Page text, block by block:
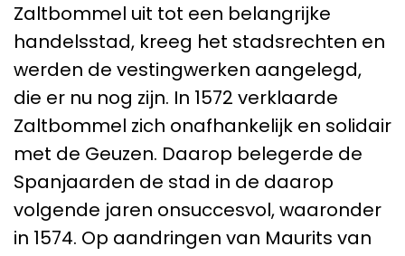
Zaltbommel uit tot een belangrijke
handelsstad, kreeg het stadsrechten en
werden de vestingwerken aangelegd,
die er nu nog zijn. In 1572 verklaarde
Zaltbommel zich onafhankelijk en solidair
met de Geuzen. Daarop belegerde de
Spanjaarden de stad in de daarop
volgende jaren onsuccesvol, waaronder
in 1574. Op aandringen van Maurits van